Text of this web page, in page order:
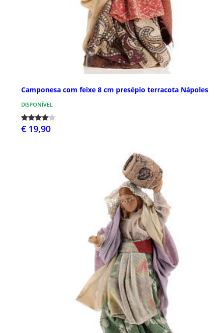
Camponesa com feixe 8 cm presépio terracota Nápoles
DISPONÍVEL
€ 19,90